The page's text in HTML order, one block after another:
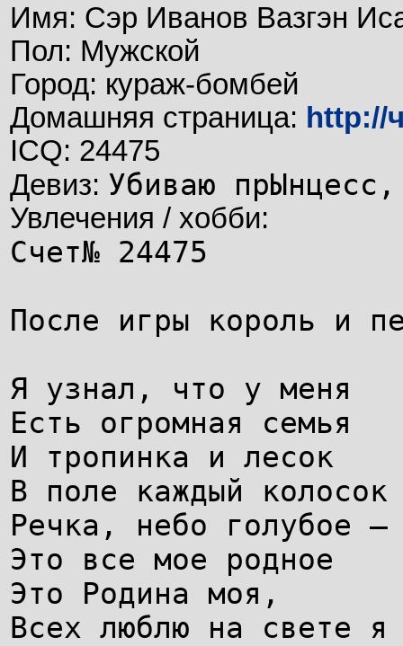
Имя: Сэр Иванов Вазгэн
Пол: Мужской
Город: кураж-бомбей
Домашняя страница: http://
ICQ: 24475
Девиз: Убиваю
Увлечения / хобби:
Счет№ 24475
После игры король и
Я узнал, что у меня
Есть огромная семья
И тропинка и лесок
В поле каждый колосок
Речка, небо голубое —
Это все мое родное
Это Родина моя,
Всех люблю на свете я